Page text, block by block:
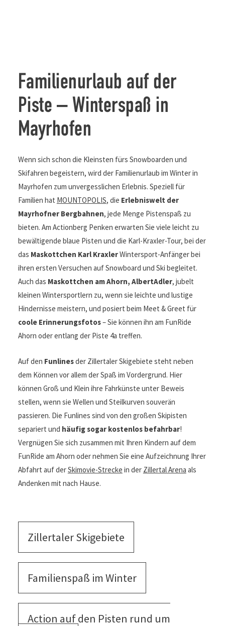
Familienurlaub auf der
Piste – Winterspaß in
Mayrhofen
Wenn sich schon die Kleinsten fürs Snowboarden und
Skifahren begeistern, wird der Familienurlaub im Winter in
Mayrhofen zum unvergesslichen Erlebnis. Speziell für
Familien hat MOUNTOPOLIS, die Erlebniswelt der
Mayrhofner Bergbahnen, jede Menge Pistenspaß zu
bieten. Am Actionberg Penken erwarten Sie viele leicht zu
bewältigende blaue Pisten und die Karl-Kraxler-Tour, bei der
das Maskottchen Karl KraxlerWintersport-Anfänger bei
ihren ersten Versuchen auf Snowboard und Ski begleitet.
Auch das Maskottchen am Ahorn, AlbertAdler, jubelt
kleinen Wintersportlern zu, wenn sie leichte und lustige
Hindernisse meistern, und posiert beim Meet & Greet für
coole Erinnerungsfotos– Sie können ihn am FunRide
Ahorn oder entlang der Piste 4a treffen.
Auf den Funlinesder Zillertaler Skigebiete steht neben
dem Können vor allem der Spaß im Vordergrund. Hier
können Groß und Klein ihre Fahrkünste unter Beweis
stellen, wenn sie Wellen und Steilkurven souverän
passieren. Die Funlines sind von den großen Skipisten
separiert und häufig sogar kostenlos befahrbar!
Vergnügen Sie sich zusammen mit Ihren Kindern auf dem
FunRide am Ahorn oder nehmen Sie eine Aufzeichnung Ihrer
Abfahrt auf derSkimovie-Strecke in der Zillertal Arena als
Andenken mit nach Hause.
Zillertaler Skigebiete
Familienspaß im Winter
Action auf den Pisten rund um